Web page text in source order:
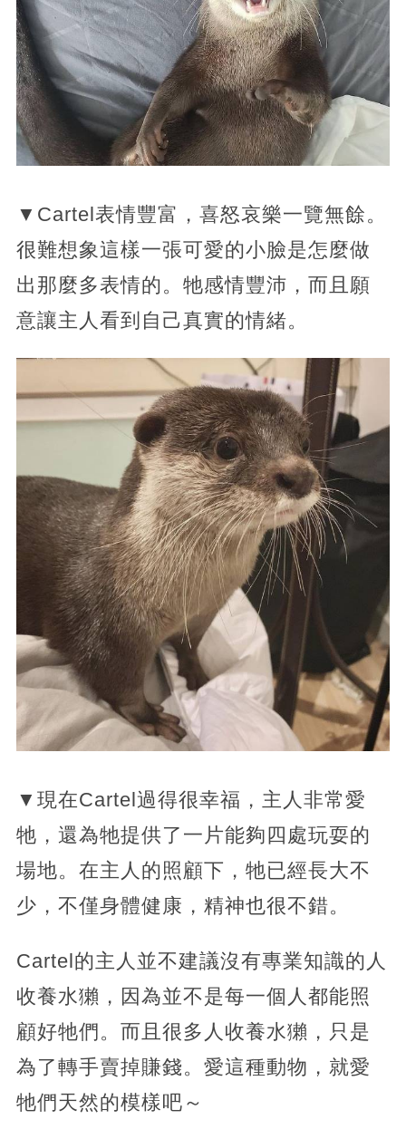
▼Cartel表情豐富，喜怒哀樂一覽無餘。
很難想象這樣一張可愛的小臉是怎麼做
出那麼多表情的。牠感情豐沛，而且願
意讓主人看到自己真實的情緒。
▼現在Cartel過得很幸福，主人非常愛
牠，還為牠提供了一片能夠四處玩耍的
場地。在主人的照顧下，牠已經長大不
少，不僅身體健康，精神也很不錯。
Cartel的主人並不建議沒有專業知識的人
收養水獺，因為並不是每一個人都能照
顧好牠們。而且很多人收養水獺，只是
為了轉手賣掉賺錢。愛這種動物，就愛
牠們天然的模樣吧～